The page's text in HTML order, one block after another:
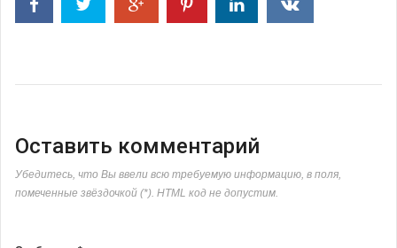
Оставить комментарий
Убедитесь, что Вы ввели всю требуемую информацию, в поля,
помеченные звёздочкой (*). HTML код не допустим.